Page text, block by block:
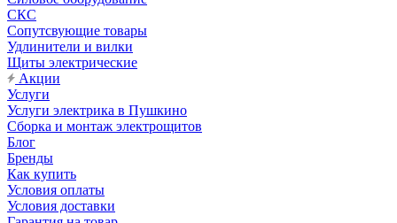
СКС
Сопутсвующие товары
Удлинители и вилки
Щиты электрические
Акции
Услуги
Услуги электрика в Пушкино
Сборка и монтаж электрощитов
Блог
Бренды
Как купить
Условия оплаты
Условия доставки